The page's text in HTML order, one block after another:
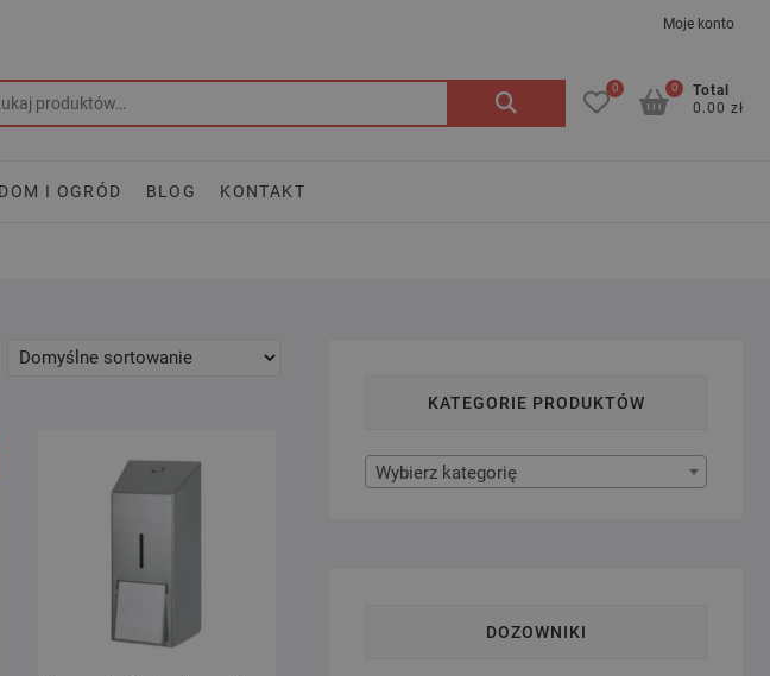
Moje konto
Szukaj: 0
Total
0.00 zł
0
DOM I OGRÓD BLOG KONTAKT
KATEGORIE PRODUKTÓW
Wybierz kategorię
DOZOWNIKI